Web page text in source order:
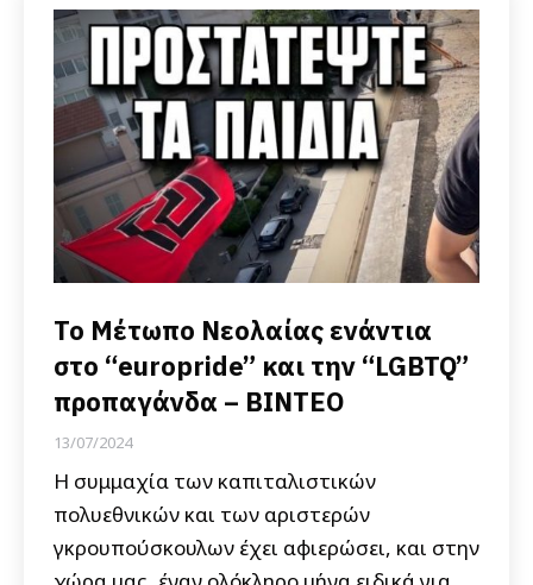
Το Μέτωπο Νεολαίας ενάντια
στο “europride” και την “LGBTQ”
προπαγάνδα – ΒΙΝΤΕΟ
13/07/2024
Η συμμαχία των καπιταλιστικών
πολυεθνικών και των αριστερών
γκρουπούσκουλων έχει αφιερώσει, και στην